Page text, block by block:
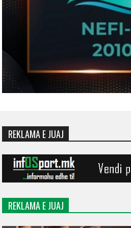
REKLAMA E JUAJ
REKLAMA E JUAJ